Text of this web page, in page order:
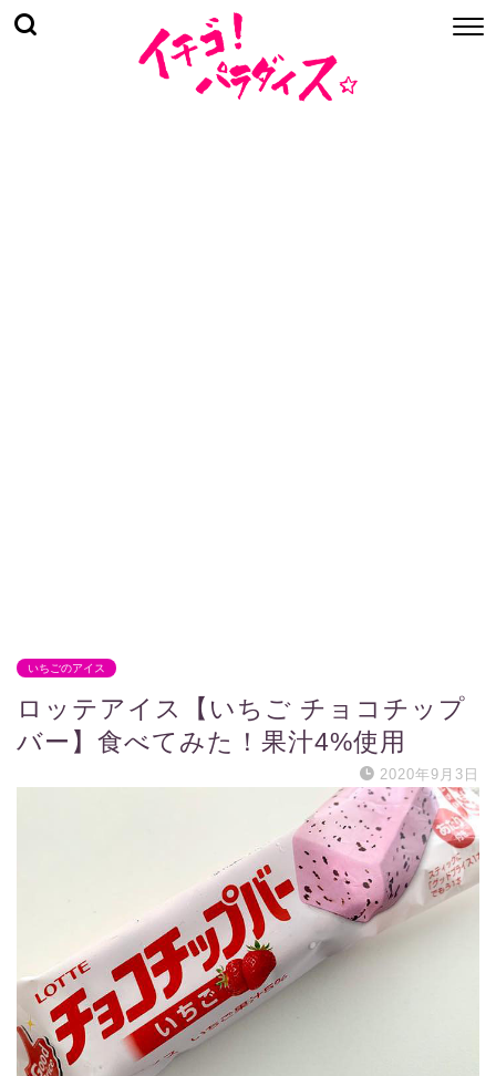
いちごのアイス
ロッテアイス【いちご チョコチップ
バー】食べてみた！果汁4%使用
2020年9月3日